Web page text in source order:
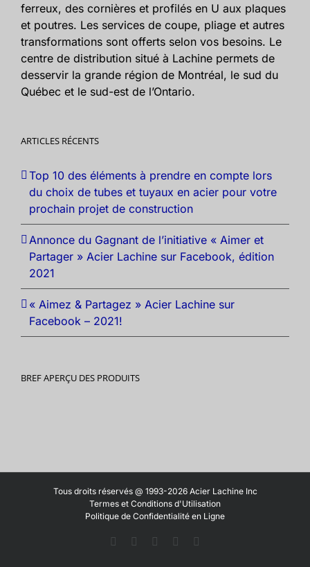
ferreux, des cornières et profilés en U aux plaques
et poutres. Les services de coupe, pliage et autres
transformations sont offerts selon vos besoins. Le
centre de distribution situé à Lachine permets de
desservir la grande région de Montréal, le sud du
Québec et le sud-est de l’Ontario.
ARTICLES RÉCENTS
Top 10 des éléments à prendre en compte lors
du choix de tubes et tuyaux en acier pour votre
prochain projet de construction
Annonce du Gagnant de l’initiative « Aimer et
Partager » Acier Lachine sur Facebook, édition
2021
« Aimez & Partagez » Acier Lachine sur
Facebook – 2021!
BREF APERÇU DES PRODUITS
Tous droits réservés @ 1993-2026 Acier Lachine Inc
Termes et Conditions d'Utilisation
Politique de Confidentialité en Ligne
FacebookLinkedIn YouTube